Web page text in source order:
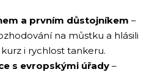
a prvním důstojníkem –
na můstku a hlásili
i rychlost tankeru.
s evropskými úřady –